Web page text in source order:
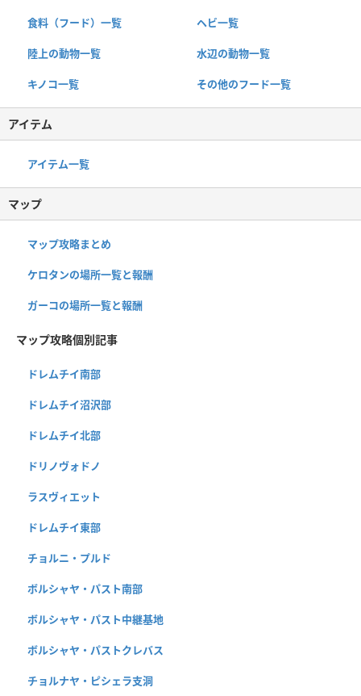
食料（フード）一覧 ヘビ一覧
陸上の動物一覧 水辺の動物一覧
キノコ一覧 その他のフード一覧
アイテム
アイテム一覧
マップ
マップ攻略まとめ
ケロタンの場所一覧と報酬
ガーコの場所一覧と報酬
マップ攻略個別記事
ドレムチイ南部
ドレムチイ沼沢部
ドレムチイ北部
ドリノヴォドノ
ラスヴィエット
ドレムチイ東部
チョルニ・プルド
ボルシャヤ・パスト南部
ボルシャヤ・パスト中継基地
ボルシャヤ・パストクレバス
チョルナヤ・ピシェラ支洞